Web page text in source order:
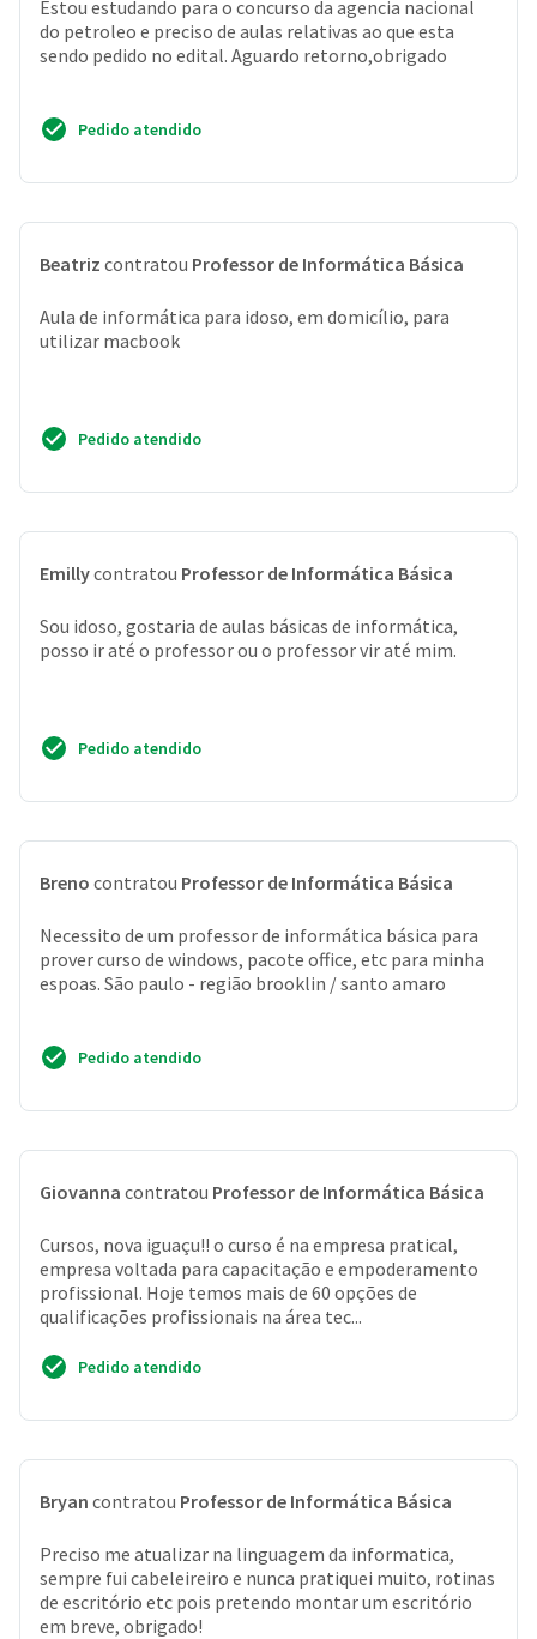
Estou estudando para o concurso da agencia nacional
do petroleo e preciso de aulas relativas ao que esta
sendo pedido no edital. Aguardo retorno,obrigado
Pedido atendido
Beatriz contratou Professor de Informática Básica
Aula de informática para idoso, em domicílio, para
utilizar macbook
Pedido atendido
Emillycontratou Professor de Informática Básica
Sou idoso, gostaria de aulas básicas de informática,
posso ir até o professor ou o professor vir até mim.
Pedido atendido
Breno contratou Professor de Informática Básica
Necessito de um professor de informática básica para
prover curso de windows, pacote office, etc para minha
espoas. São paulo - região brooklin / santo amaro
Pedido atendido
Giovanna contratou Professor de Informática Básica
Cursos, nova iguaçu!! o curso é na empresa pratical,
empresa voltada para capacitação e empoderamento
profissional. Hoje temos mais de 60 opções de
qualificações profissionais na área tec...
Pedido atendido
Bryan contratou Professor de Informática Básica
Preciso me atualizar na linguagem da informatica,
sempre fui cabeleireiro e nunca pratiquei muito, rotinas
de escritório etc pois pretendo montar um escritório
em breve, obrigado!